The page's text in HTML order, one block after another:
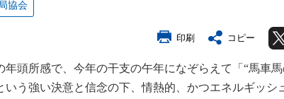
協会
印刷 コピー
年頭所感で、今年の干支の午年になぞらえて「“馬車
う強い決意と信念の下、情熱的、かつエネルギッシ